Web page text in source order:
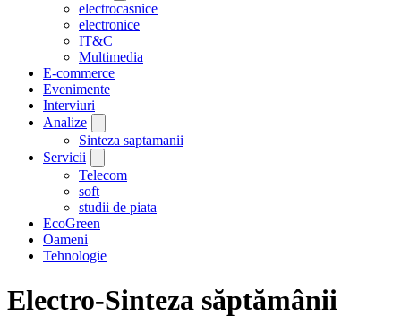
electrocasnice
electronice
IT&C
Multimedia
E-commerce
Evenimente
Interviuri
Analize
Sinteza saptamanii
Servicii
Telecom
soft
studii de piata
EcoGreen
Oameni
Tehnologie
Electro-Sinteza săptămânii